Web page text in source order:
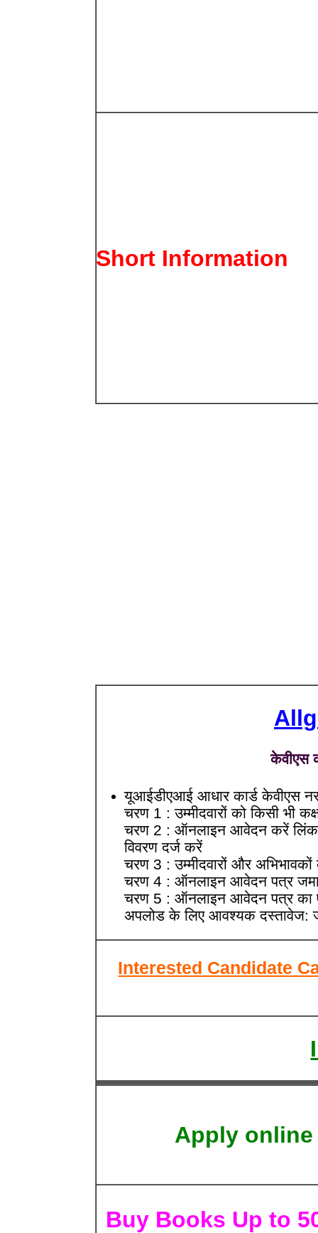
Short Information
केवीएस
यूआईडीएआई आधार कार्ड केवीएस
चरण 1 : उम्मीदवारों को किसी भी
चरण 2 : ऑनलाइन आवेदन करें
विवरण दर्ज करें
चरण 3 : उम्मीदवारों और
चरण 4 : ऑनलाइन आवेदन पत्र जमा
चरण 5 : ऑनलाइन आवेदन पत्र का
अपलोड के लिए आवश्यक दस्तावेज:
Interested Candidate
Apply online
Buy Books Up to